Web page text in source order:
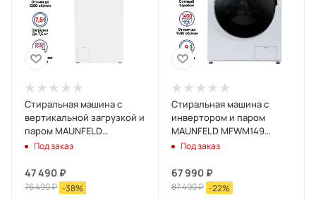
Стиральная машина с
вертикальной загрузкой и
паром MAUNFELD
MFWM128WH Белый
Под заказ
47 490 ₽
76 490₽ -38%
Стиральная машина c
инвертором и паром
MAUNFELD MFWM149
Серебристый
Под заказ
67 990₽
87 490₽ -22%